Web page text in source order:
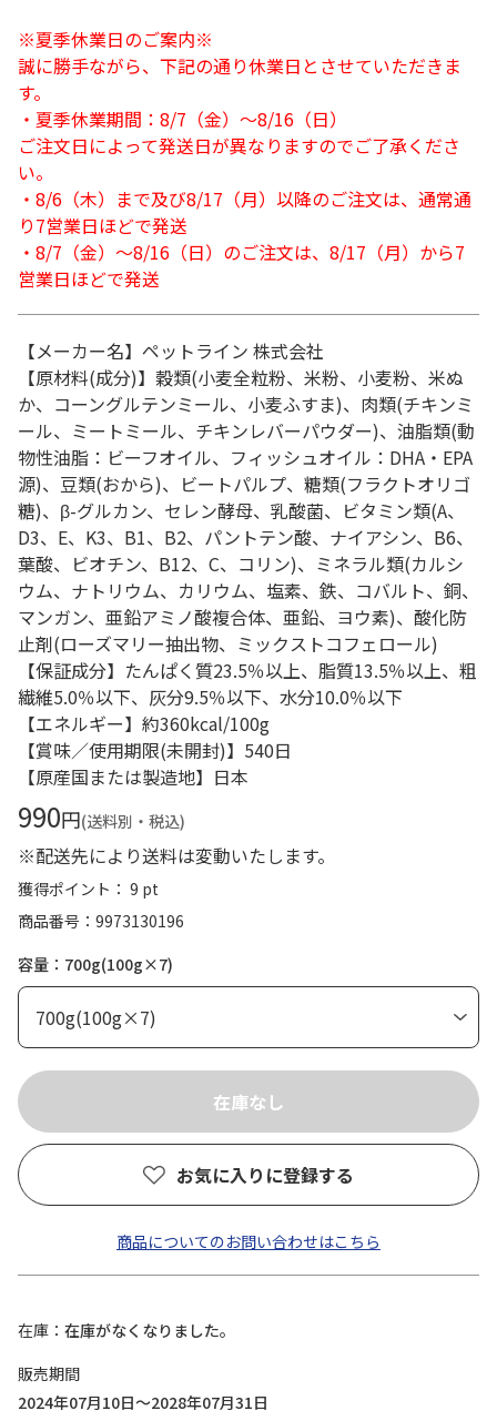
※夏季休業日のご案内※
誠に勝手ながら、下記の通り休業日とさせていただきま
す。
・夏季休業期間：8/7（金）～8/16（日）
ご注文日によって発送日が異なりますのでご了承くださ
い。
・8/6（木）まで及び8/17（月）以降のご注文は、通常通
り7営業日ほどで発送
・8/7（金）～8/16（日）のご注文は、8/17（月）から7
営業日ほどで発送
【メーカー名】ペットライン 株式会社
【原材料(成分)】穀類(小麦全粒粉、米粉、小麦粉、米ぬ
か、コーングルテンミール、小麦ふすま)、肉類(チキンミ
ール、ミートミール、チキンレバーパウダー)、油脂類(動
物性油脂：ビーフオイル、フィッシュオイル：DHA・EPA
源)、豆類(おから)、ビートパルプ、糖類(フラクトオリゴ
糖)、β-グルカン、セレン酵母、乳酸菌、ビタミン類(A、
D3、E、K3、B1、B2、パントテン酸、ナイアシン、B6、
葉酸、ビオチン、B12、C、コリン)、ミネラル類(カルシ
ウム、ナトリウム、カリウム、塩素、鉄、コバルト、銅、
マンガン、亜鉛アミノ酸複合体、亜鉛、ヨウ素)、酸化防
止剤(ローズマリー抽出物、ミックストコフェロール)
【保証成分】たんぱく質23.5％以上、脂質13.5％以上、粗
繊維5.0％以下、灰分9.5％以下、水分10.0％以下
【エネルギー】約360kcal/100g
【賞味／使用期限(未開封)】540日
【原産国または製造地】日本
990円(送料別・税込)
※配送先により送料は変動いたします。
獲得ポイント： 9 pt
商品番号
9973130196
容量：700g(100g×7)
お気に入りに登録する
商品についてのお問い合わせはこちら
在庫
在庫がなくなりました。
販売期間
2024年07月10日～2028年07月31日